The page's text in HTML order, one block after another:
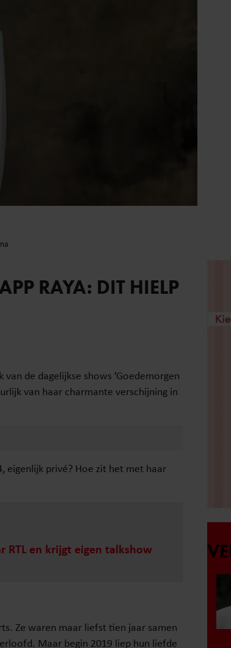
RAYA: DIT HIELP
de dagelijkse shows ’Goedemorgen
van haar charmante verschijning in
eigenlijk privé? Hoe zit het met haar
RTL en krijgt eigen talkshow
Ze waren maar liefst tien jaar samen
Maar begin 2019 liep hun liefde